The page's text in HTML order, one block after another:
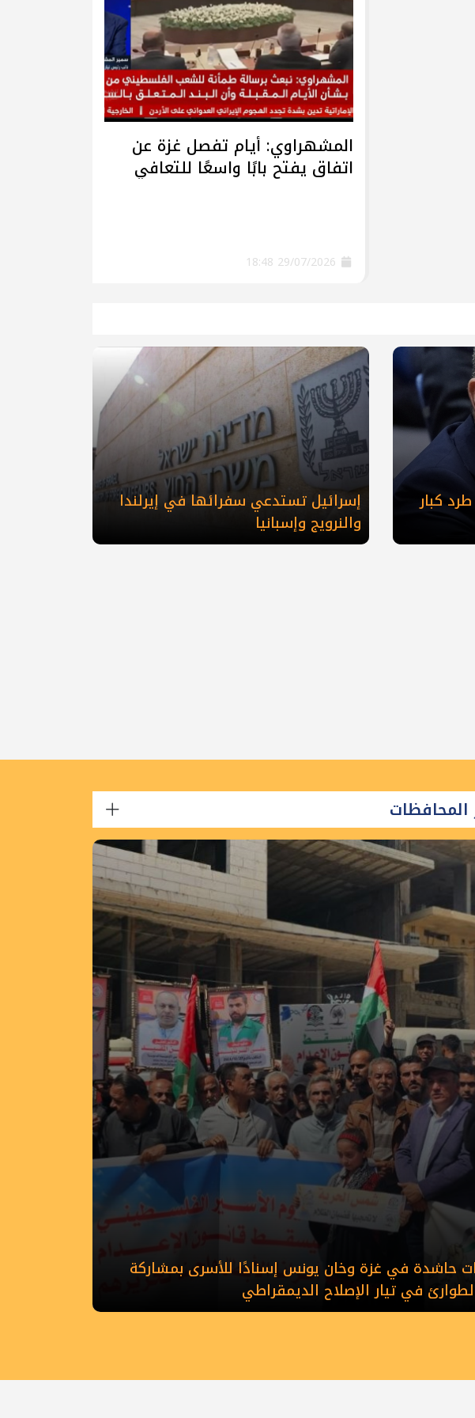
المشهراوي: أيام تفصل غزة عن
اتفاق يفتح بابًا واسعًا للتعافي
كبار
‎إسرائيل تستدعي سفرائها في إيرلندا
والنرويج وإسبانيا
المحافظات
حاشدة في غزة وخان يونس إسنادًا للأسرى بمشاركة
في تيار الإصلاح الديمقراطي